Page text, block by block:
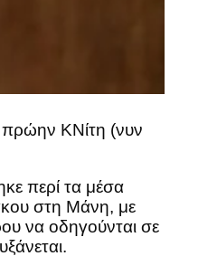
πρώην ΚΝίτη (νυν
περί τα μέσα
στη Μάνη, με
να οδηγούνται σε